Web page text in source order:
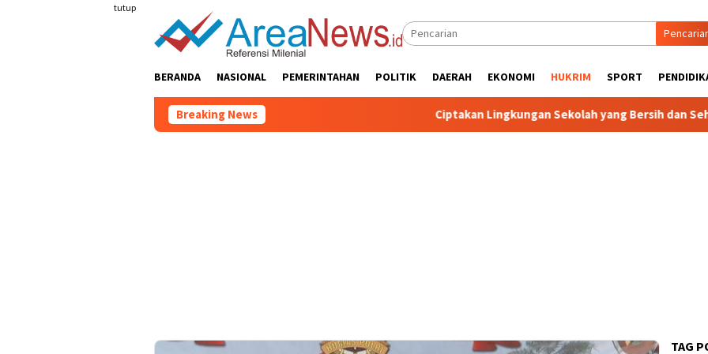
tutup
BERANDA NASIONAL PEMERINTAHAN POLITIK DAERAH EKONOMI HUKRIM SPORT
Breaking News Ciptakan Lingkungan Sekolah yang Bersih dan Sehat, Pemkab
TAG